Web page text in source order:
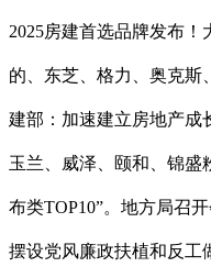
2025房建首选品牌发布
的、东芝、格力、奥克斯
建部：加速建立房地产成
玉兰、威泽、颐和、锦盛
布类TOP10”。地方局召
摆设党风廉政扶植和反工